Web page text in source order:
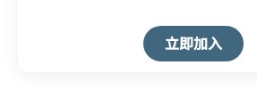
立即加入